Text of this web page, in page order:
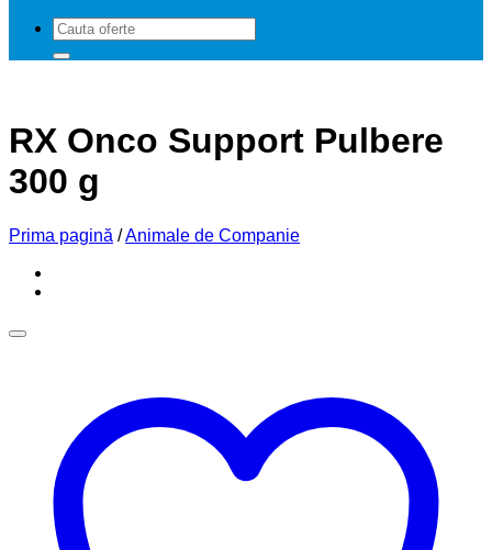
Caută
după:
RX Onco Support Pulbere
300 g
Prima pagină /Animale de Companie